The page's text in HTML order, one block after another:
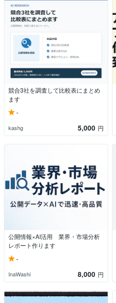
競合3社を調査して比較表にまとめ
ます
-
kashg 5,000 円
公開情報×AI活用 業界・市場分析
レポート作ります
-
InaWashi 8,000 円